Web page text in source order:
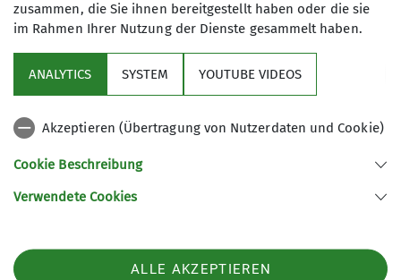
Sektion
DAV
Sektion Koblenz des Deutschen Alpenvereins e.V.
Telefon +4926179452
zusammen, die Sie ihnen bereitgestellt haben oder die sie
im Rahmen Ihrer Nutzung der Dienste gesammelt haben.
ANALYTICS SYSTEM YOUTUBE VIDEOS
Akzeptieren (Übertragung von Nutzerdaten und Cookie)
Cookie Beschreibung
Verwendete Cookies
ALLE AKZEPTIEREN